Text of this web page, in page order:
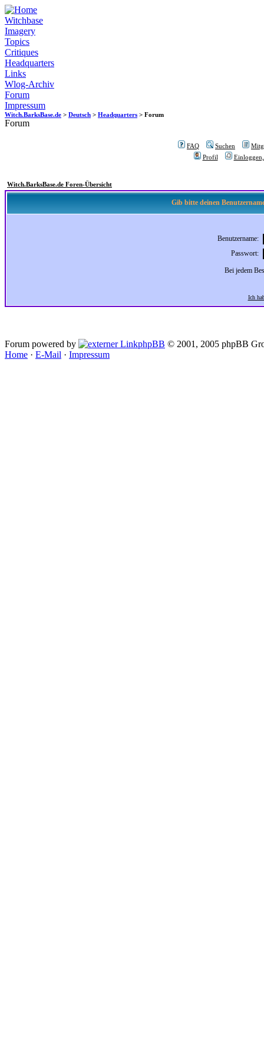
Witchbase
Imagery
Topics
Critiques
Headquarters
Links
Wlog-Archiv
Forum
Impressum
Witch.BarksBase.de > Deutsch > Headquarters > Forum
Forum
FAQ Suchen
Profil
Witch.BarksBase.de Foren-Übersicht
Gib bitte deinen
Benutzername:
Passwort:
Bei jedem
Ich
Forum powered by phpBB © 2001, 2005 phpBB
Home · E-Mail · Impressum